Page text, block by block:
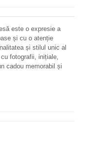
este o expresie a
și cu o atenție
și stilul unic al
fotografii, inițiale,
cadou memorabil și